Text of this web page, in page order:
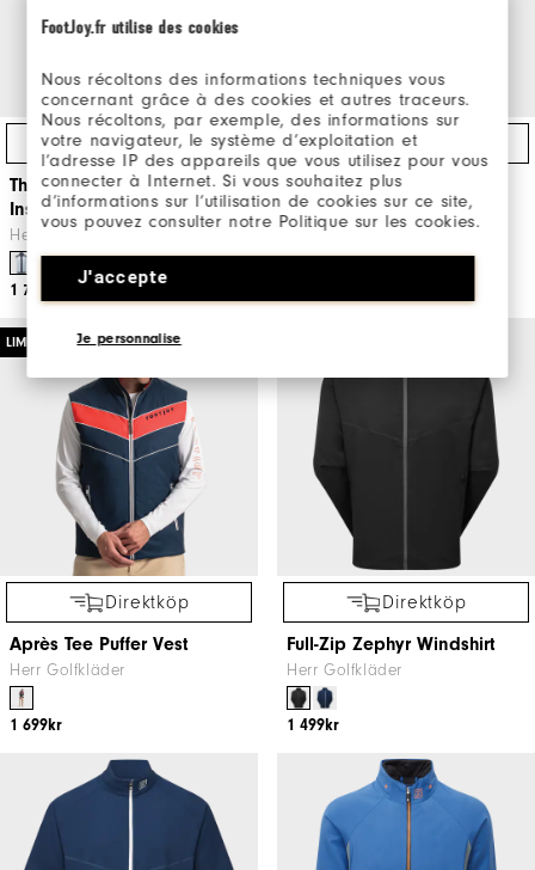
FootJoy.fr utilise des cookies
Nous récoltons des informations techniques vous
concernant grâce à des cookies et autres traceurs.
Nous récoltons, par exemple, des informations sur
votre navigateur, le système d’exploitation et
l’adresse IP des appareils que vous utilisez pour vous
connecter à Internet. Si vous souhaitez plus
d’informations sur l’utilisation de cookies sur ce site,
vous pouvez consulter notre Politique sur les cookies.
J'accepte
Je personnalise
Direktköp
ThermoSeries Lightweight
Insulated Vest
Herr Golfkläder
1 799kr
Direktköp
ThermoSeries Lightweight
Insulated Jacket
Herr Golfkläder
LIMITED EDITION
Direktköp
Après Tee Puffer Vest
Herr Golfkläder
1 699kr
Direktköp
Full-Zip Zephyr Windshirt
Herr Golfkläder
1 499kr